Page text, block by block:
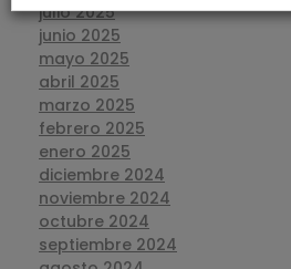
julio 2025
junio 2025
mayo 2025
abril 2025
marzo 2025
febrero 2025
enero 2025
diciembre 2024
noviembre 2024
octubre 2024
septiembre 2024